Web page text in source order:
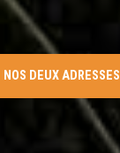
NOS DEUX ADRESSES